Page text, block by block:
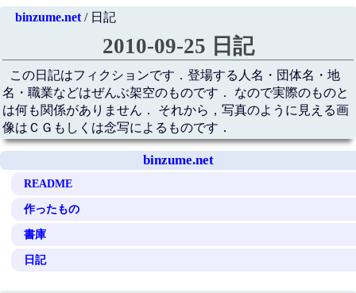
binzume.net/ 日記
2010-09-25 日記
この日記はフィクションです．登場する人名・団体名・地
名・職業などはぜんぶ架空のものです． なので実際のものと
は何も関係がありません． それから，写真のように見える画
像はＣＧもしくは念写によるものです．
binzume.net
README
作ったもの
書庫
日記